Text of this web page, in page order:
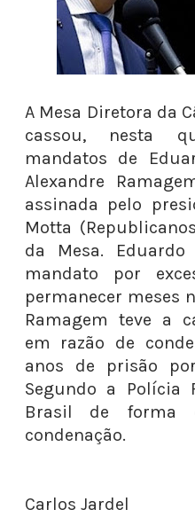
A Mesa Diretora da
cassou, nesta
mandatos de
Alexandre
assinada pelo
Motta
da Mesa.
mandato por
permanecer meses
Ramagem teve a
em razão de
anos de prisão
Segundo a Polícia
Brasil de forma
condenação.
Carlos Jardel